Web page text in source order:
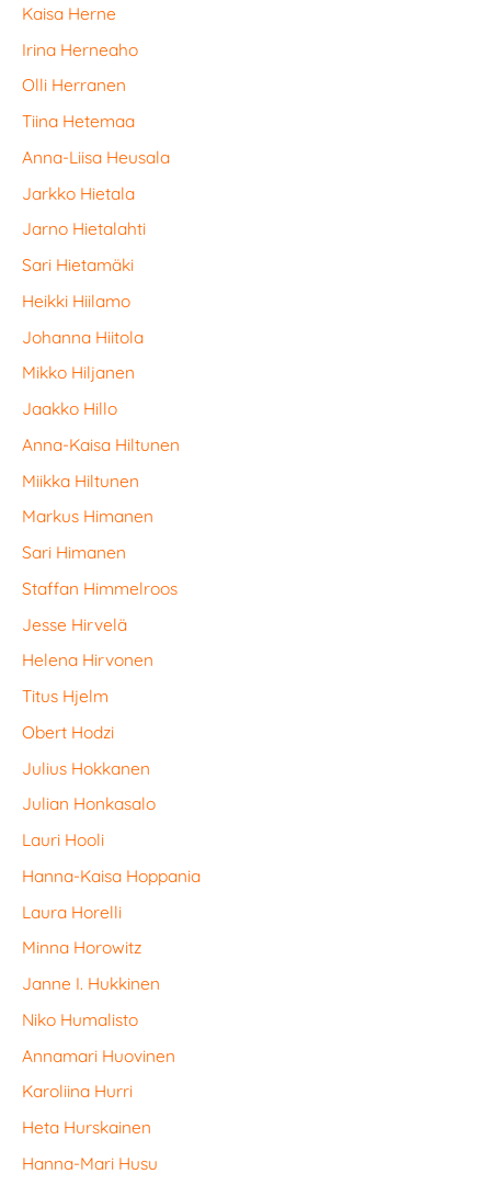
Kaisa Herne
Irina Herneaho
Olli Herranen
Tiina Hetemaa
Anna-Liisa Heusala
Jarkko Hietala
Jarno Hietalahti
Sari Hietamäki
Heikki Hiilamo
Johanna Hiitola
Mikko Hiljanen
Jaakko Hillo
Anna-Kaisa Hiltunen
Miikka Hiltunen
Markus Himanen
Sari Himanen
Staffan Himmelroos
Jesse Hirvelä
Helena Hirvonen
Titus Hjelm
Obert Hodzi
Julius Hokkanen
Julian Honkasalo
Lauri Hooli
Hanna-Kaisa Hoppania
Laura Horelli
Minna Horowitz
Janne I. Hukkinen
Niko Humalisto
Annamari Huovinen
Karoliina Hurri
Heta Hurskainen
Hanna-Mari Husu